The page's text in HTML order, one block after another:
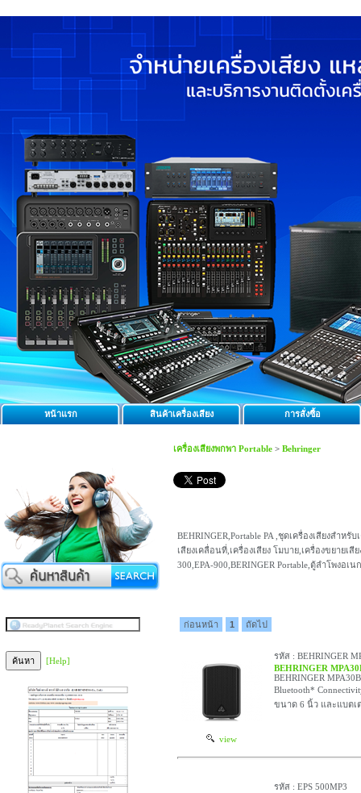
หน้าแรก สินค้าเครื่องเสียง การสั่งซื้อ
[Help]
เครื่องเสียงพกพา Portable > Behringer
BEHRINGER,Portable PA ,ชุดเครื่องเสียงสำห
เสียงเคลื่อนที่,เครื่องเสียง โมบาย,เครื่องขยายเ
300,EPA-900,BERINGER Portable,ตู้ลำโพงอ
ก่อนหน้า 1 ถัดไป
view
รหัส : BEHRINGER
BEHRINGER
BEHRINGER
Bluetooth*
ขนาด 6 นิ้ว และแบตเ
รหัส : EPS 500MP3